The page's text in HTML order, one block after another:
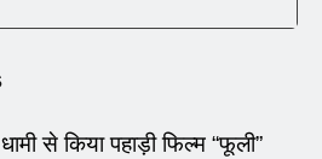
से किया पहाड़ी फिल्म “फूली”